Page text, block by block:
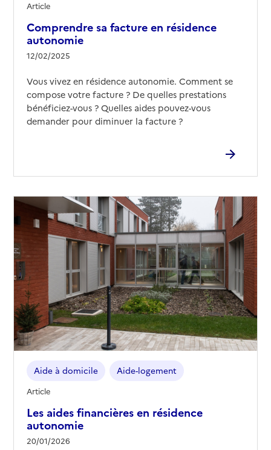
Comprendre sa facture en résidence
autonomie
12/02/2025
Article
Vous vivez en résidence autonomie. Comment se
compose votre facture ? De quelles prestations
bénéficiez-vous ? Quelles aides pouvez-vous
demander pour diminuer la facture ?
Les aides financières en résidence
autonomie
20/01/2026
Aide à domicile Aide-logement
Article